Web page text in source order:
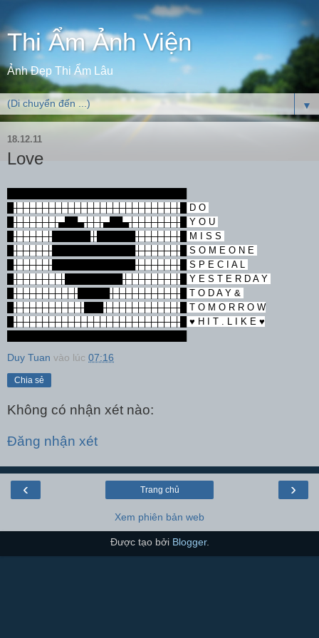
Thi Ẩm Ảnh Viện
Ảnh Đẹp Thi Ẩm Lâu
▼
18.12.11
Love
█┼┼┼┼┼┼┼┼┼┼┼┼┼┼┼┼┼┼┼┼┼┼┼┼┼┼█ D O
█┼┼┼┼┼┼┼▄██▄┼┼┼▄██▄┼┼┼┼┼┼┼┼█ Y O U
█┼┼┼┼┼┼██████┼██████┼┼┼┼┼┼┼█ M I S S
█┼┼┼┼┼┼█████████████┼┼┼┼┼┼┼█ S O M E O N E
█┼┼┼┼┼┼█████████████┼┼┼┼┼┼┼█ S P E C I A L
█┼┼┼┼┼┼┼┼█████████┼┼┼┼┼┼┼┼┼█ Y E S T E R D A Y
█┼┼┼┼┼┼┼┼┼┼█████┼┼┼┼┼┼┼┼┼┼┼█ T O D A Y &
█┼┼┼┼┼┼┼┼┼┼┼███┼┼┼┼┼┼┼┼┼┼┼┼█ T O M O R R O W
█┼┼┼┼┼┼┼┼┼┼┼┼┼┼┼┼┼┼┼┼┼┼┼┼┼┼█ ♥ H I T . L I K E ♥
Duy Tuan vào lúc 07:16
Chia sẻ
Không có nhận xét nào:
Đăng nhận xét
‹ ›
Trang chủ
Xem phiên bản web
Được tạo bởi Blogger.